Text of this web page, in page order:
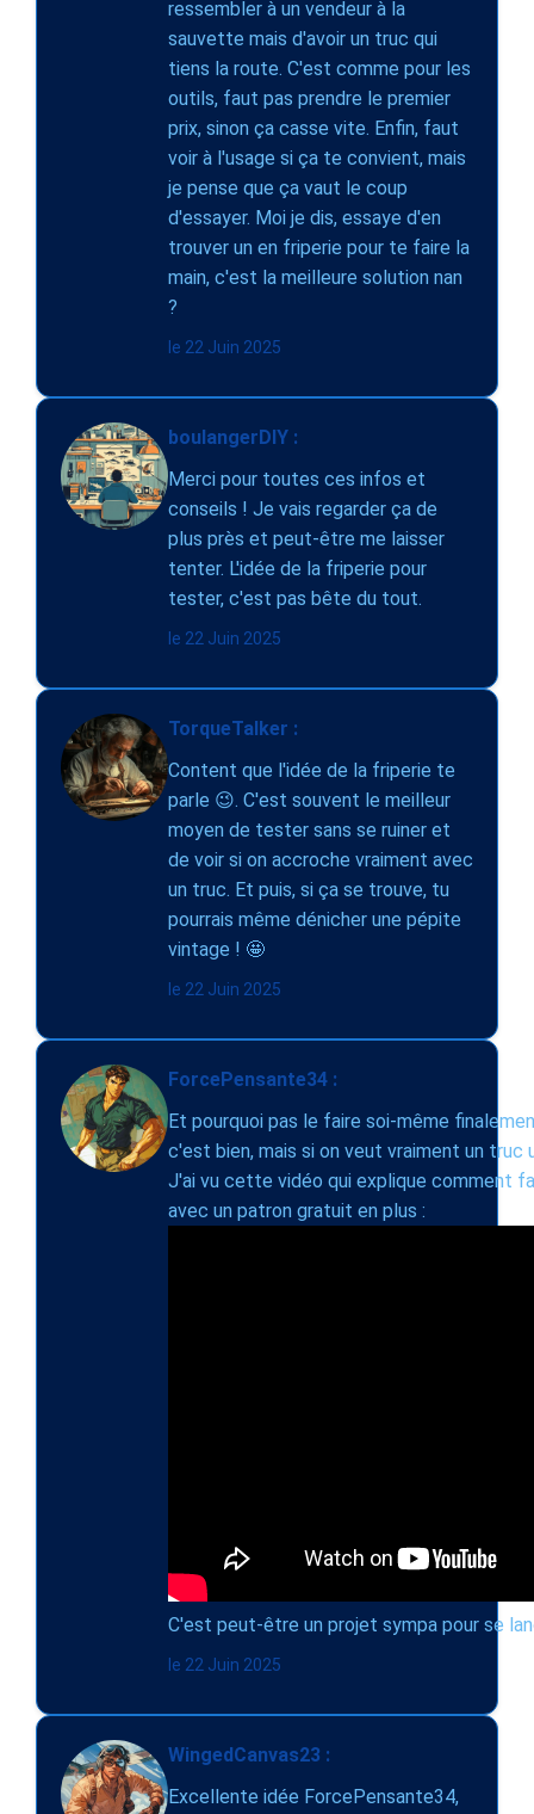
ressembler à un vendeur à la
sauvette mais d'avoir un truc qui
tiens la route. C'est comme pour les
outils, faut pas prendre le premier
prix, sinon ça casse vite. Enfin, faut
voir à l'usage si ça te convient, mais
je pense que ça vaut le coup
d'essayer. Moi je dis, essaye d'en
trouver un en friperie pour te faire la
main, c'est la meilleure solution nan
?
le 22 Juin 2025
boulangerDIY :
Merci pour toutes ces infos et
conseils ! Je vais regarder ça de
plus près et peut-être me laisser
tenter. L'idée de la friperie pour
tester, c'est pas bête du tout.
le 22 Juin 2025
TorqueTalker :
Content que l'idée de la friperie te
parle 😉. C'est souvent le meilleur
moyen de tester sans se ruiner et
de voir si on accroche vraiment avec
un truc. Et puis, si ça se trouve, tu
pourrais même dénicher une pépite
vintage ! 🤩
le 22 Juin 2025
ForcePensante34 :
Et pourquoi pas le faire soi-même
c'est bien, mais si on veut vraiment un
J'ai vu cette vidéo qui explique comment
avec un patron gratuit en plus :
C'est peut-être un projet sympa pour se
le 22 Juin 2025
WingedCanvas23 :
Excellente idée ForcePensante34,